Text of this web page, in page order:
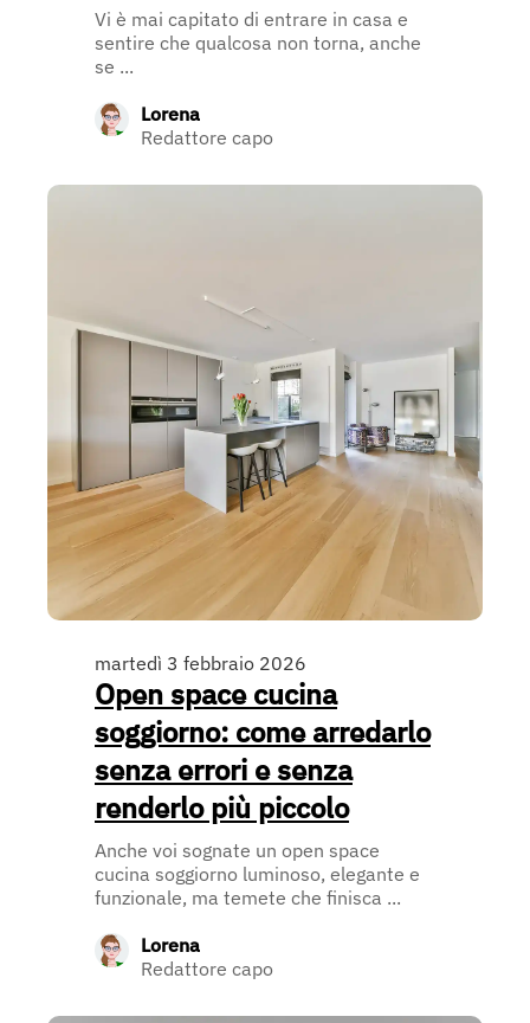
Vi è mai capitato di entrare in casa e
sentire che qualcosa non torna, anche
se ...
Lorena
Redattore capo
martedì 3 febbraio 2026
Open space cucina
soggiorno: come arredarlo
senza errori e senza
renderlo più piccolo
Anche voi sognate un open space
cucina soggiorno luminoso, elegante e
funzionale, ma temete che finisca ...
Lorena
Redattore capo